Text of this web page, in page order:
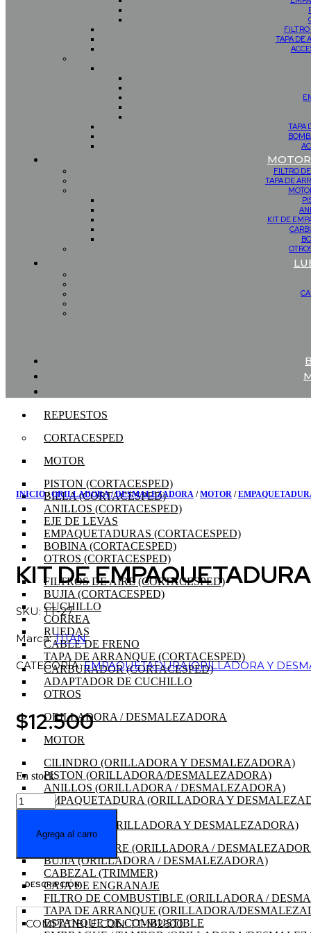
TAPA DE
TAPA
FILTRO
TAPA DE
KIT DE
REPUESTOS
CORTACESPED
MOTOR
PISTON (CORTACESPED)
BIELA (CORTACESPED)
ANILLOS (CORTACESPED)
EJE DE LEVAS
EMPAQUETADURAS (CORTACESPED)
BOBINA (CORTACESPED)
OTROS (CORTACESPED)
FILTROS DE AIRE (CORTACESPED)
BUJIA (CORTACESPED)
CUCHILLO
CORREA
RUEDAS
CABLE DE FRENO
TAPA DE ARRANQUE (CORTACESPED)
CARBURADOR (CORTACESPED)
ADAPTADOR DE CUCHILLO
OTROS
ORILLADORA / DESMALEZADORA
MOTOR
CILINDRO (ORILLADORA Y DESMALEZADORA)
PISTON (ORILLADORA/DESMALEZADORA)
ANILLOS (ORILLADORA / DESMALEZADORA)
EMPAQUETADURA (ORILLADORA Y
RETENES
CIGÜEÑAL (ORILLADORA Y DESMALEZADORA)
FILTRO DE AIRE (ORILLADORA /
BUJIA (ORILLADORA / DESMALEZADORA)
CABEZAL (TRIMMER)
CAJA DE ENGRANAJE
FILTRO DE COMBUSTIBLE (ORILLADORA /
TAPA DE ARRANQUE (ORILLADORA/
ESTANQUE DE COMBUSTIBLE
INICIO/ORILLADORA / DESMALEZADORA /MOTOR /
KIT DE
SKU: TT-27
Marca:TITAN
CATEGORÍA:EMPAQUETADURA(ORILLADORA Y
$12.500
En stock
KIT
DE
MULTIFUNCIONAL
M2600
cantidad
Agrega al carro
DESCRIPCIÓN
COMPATIBLE CON: TT-M2600